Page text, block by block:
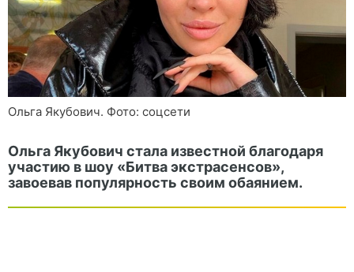
Ольга Якубович. Фото: соцсети
Ольга Якубович стала известной благодаря
участию в шоу «Битва экстрасенсов»,
завоевав популярность своим обаянием.